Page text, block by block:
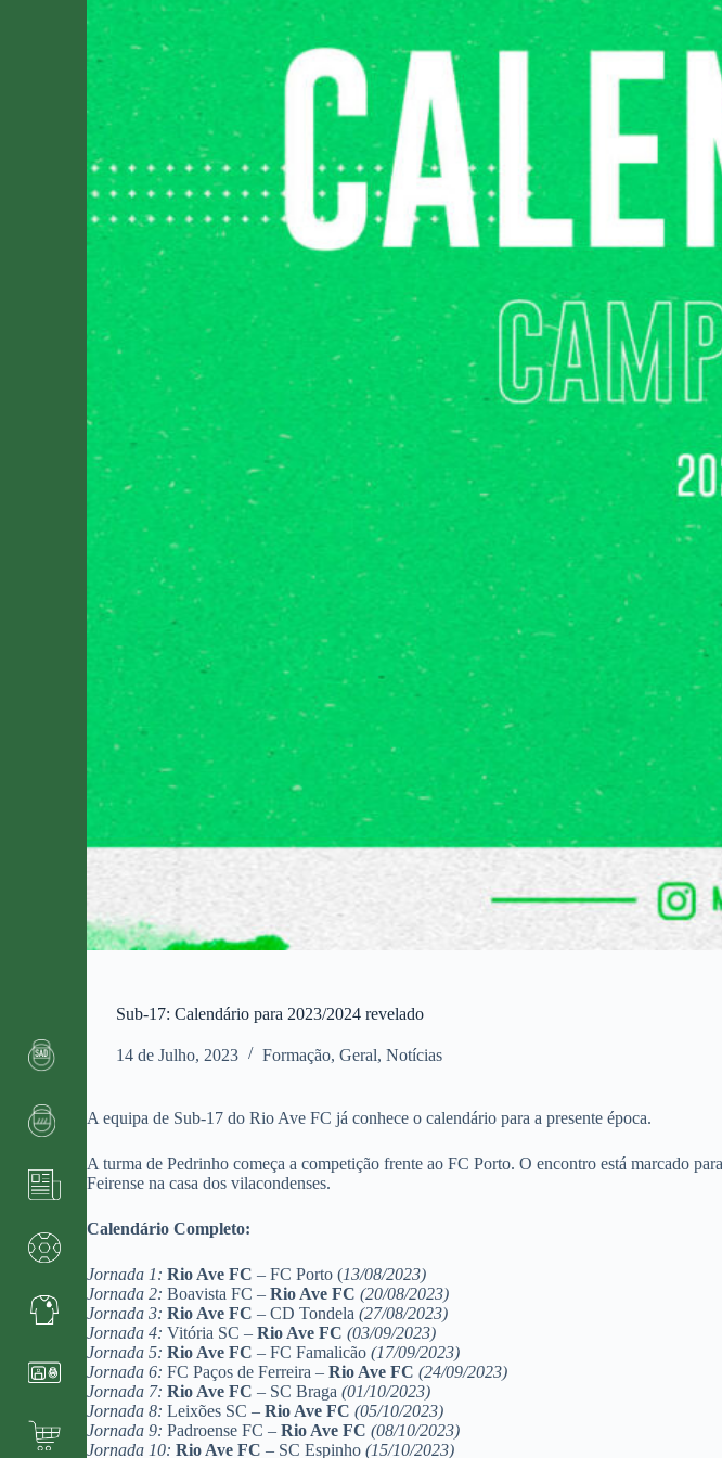
Sub-17: Calendário para 2023/2024 revelado
14 de Julho, 2023 Formação,Geral,Notícias
A equipa de Sub-17 do Rio Ave FC já conhece o calendário para a presente época.
A turma de Pedrinho começa a competição frente ao FC Porto. O encontro está marcado
Feirense na casa dos vilacondenses.
Calendário Completo:
Jornada 1: Rio Ave FC – FC Porto (13/08/2023)
Jornada 2: Boavista FC – Rio Ave FC (20/08/2023)
Jornada 3: Rio Ave FC – CD Tondela (27/08/2023)
Jornada 4: Vitória SC – Rio Ave FC (03/09/2023)
Jornada 5: Rio Ave FC – FC Famalicão (17/09/2023)
Jornada 6: FC Paços de Ferreira – Rio Ave FC (24/09/2023)
Jornada 7: Rio Ave FC – SC Braga (01/10/2023)
Jornada 8: Leixões SC – Rio Ave FC (05/10/2023)
Jornada 9: Padroense FC – Rio Ave FC (08/10/2023)
Jornada 10: Rio Ave FC – SC Espinho (15/10/2023)